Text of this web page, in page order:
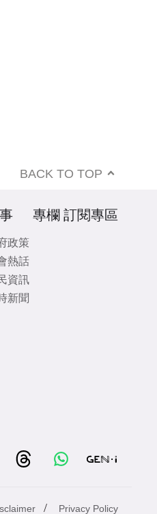
BACK TO TOP
政策
熱話
資訊
新聞
專欄 訂閱專區
/ Privacy Policy